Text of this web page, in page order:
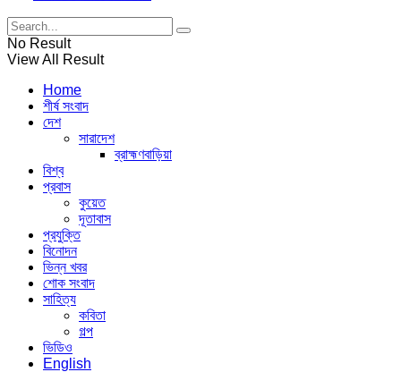
No Result
View All Result
Home
শীর্ষ সংবাদ
দেশ
সারাদেশ
ব্রাহ্মণবাড়িয়া
বিশ্ব
প্রবাস
কুয়েত
দূতাবাস
প্রযুক্তি
বিনোদন
ভিন্ন খবর
শোক সংবাদ
সাহিত্য
কবিতা
গল্প
ভিডিও
English